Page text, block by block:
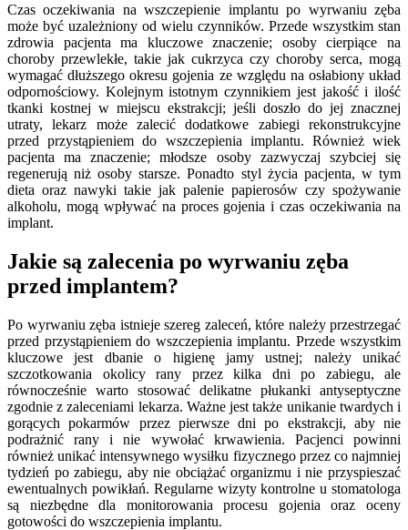
Czas oczekiwania na wszczepienie implantu po wyrwaniu zęba
może być uzależniony od wielu czynników. Przede wszystkim stan
zdrowia pacjenta ma kluczowe znaczenie; osoby cierpiące na
choroby przewlekłe, takie jak cukrzyca czy choroby serca, mogą
wymagać dłuższego okresu gojenia ze względu na osłabiony układ
odpornościowy. Kolejnym istotnym czynnikiem jest jakość i ilość
tkanki kostnej w miejscu ekstrakcji; jeśli doszło do jej znacznej
utraty, lekarz może zalecić dodatkowe zabiegi rekonstrukcyjne
przed przystąpieniem do wszczepienia implantu. Również wiek
pacjenta ma znaczenie; młodsze osoby zazwyczaj szybciej się
regenerują niż osoby starsze. Ponadto styl życia pacjenta, w tym
dieta oraz nawyki takie jak palenie papierosów czy spożywanie
alkoholu, mogą wpływać na proces gojenia i czas oczekiwania na
implant.
Jakie są zalecenia po wyrwaniu zęba
przed implantem?
Po wyrwaniu zęba istnieje szereg zaleceń, które należy przestrzegać
przed przystąpieniem do wszczepienia implantu. Przede wszystkim
kluczowe jest dbanie o higienę jamy ustnej; należy unikać
szczotkowania okolicy rany przez kilka dni po zabiegu, ale
równocześnie warto stosować delikatne płukanki antyseptyczne
zgodnie z zaleceniami lekarza. Ważne jest także unikanie twardych i
gorących pokarmów przez pierwsze dni po ekstrakcji, aby nie
podrażnić rany i nie wywołać krwawienia. Pacjenci powinni
również unikać intensywnego wysiłku fizycznego przez co najmniej
tydzień po zabiegu, aby nie obciążać organizmu i nie przyspieszać
ewentualnych powikłań. Regularne wizyty kontrolne u stomatologa
są niezbędne dla monitorowania procesu gojenia oraz oceny
gotowości do wszczepienia implantu.